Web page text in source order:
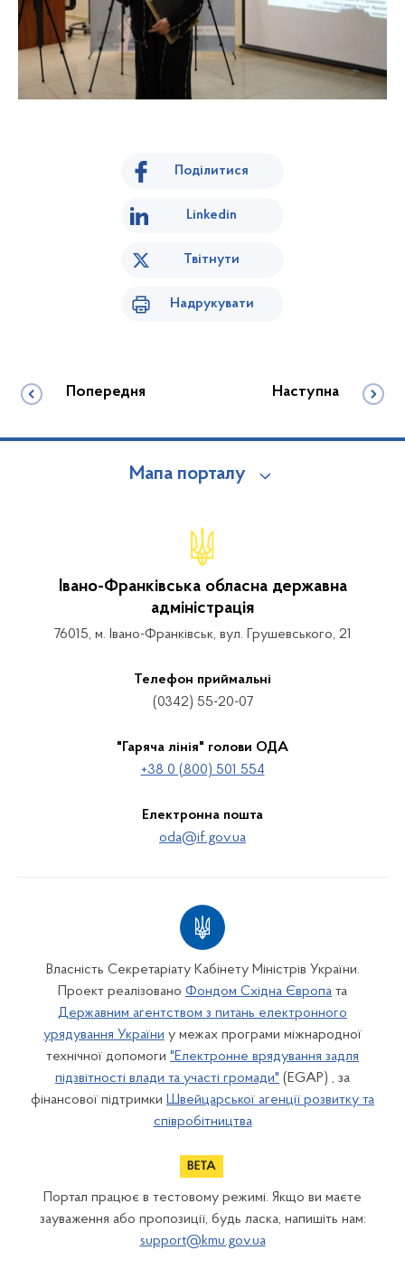
Поділитися
Linkedin
Твітнути
Надрукувати
Попередня Наступна
Мапа порталу
Івано-Франківська обласна державна
адміністрація
76015, м. Івано-Франківськ, вул. Грушевського, 21
Телефон приймальні
(0342) 55-20-07
"Гаряча лінія" голови ОДА
+38 0 (800) 501 554
Електронна пошта
oda@if.gov.ua
Власність Секретаріату Кабінету Міністрів України.
Проект реалізовано Фондом Східна Європа та
Державним агентством з питань електронного
урядування України у межах програми міжнародної
технічної допомоги "Електронне врядування задля
підзвітності влади та участі громади" (EGAP) , за
фінансової підтримки Швейцарської агенції розвитку та
співробітництва
Портал працює в тестовому режимі. Якщо ви маєте
зауваження або пропозиції, будь ласка, напишіть нам:
support@kmu.gov.ua